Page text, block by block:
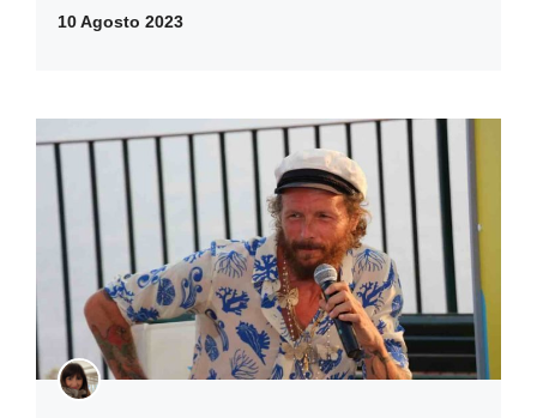
10 Agosto 2023